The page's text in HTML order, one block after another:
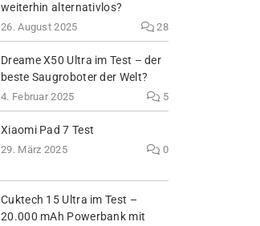
weiterhin alternativlos?
26. August 2025 28
Dreame X50 Ultra im Test – der
beste Saugroboter der Welt?
4. Februar 2025 5
Xiaomi Pad 7 Test
29. März 2025 0
Cuktech 15 Ultra im Test –
20.000 mAh Powerbank mit